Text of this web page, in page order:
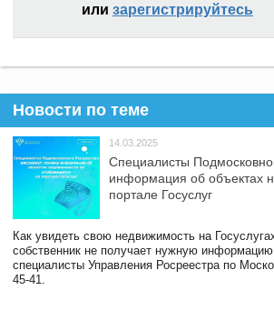
или зарегистрируйтесь
Новости по теме
14.03.2025
Специалисты
информация об объектах
портале Госуслуг
Как увидеть свою недвижимость на
собственник не получает нужную
специалисты Управления Росреестра по
45-41.